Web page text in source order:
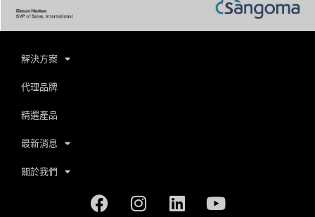
解決方案
代理品牌
精選產品
最新消息
關於我們
FacebookInstagram
LinkedinYoutube